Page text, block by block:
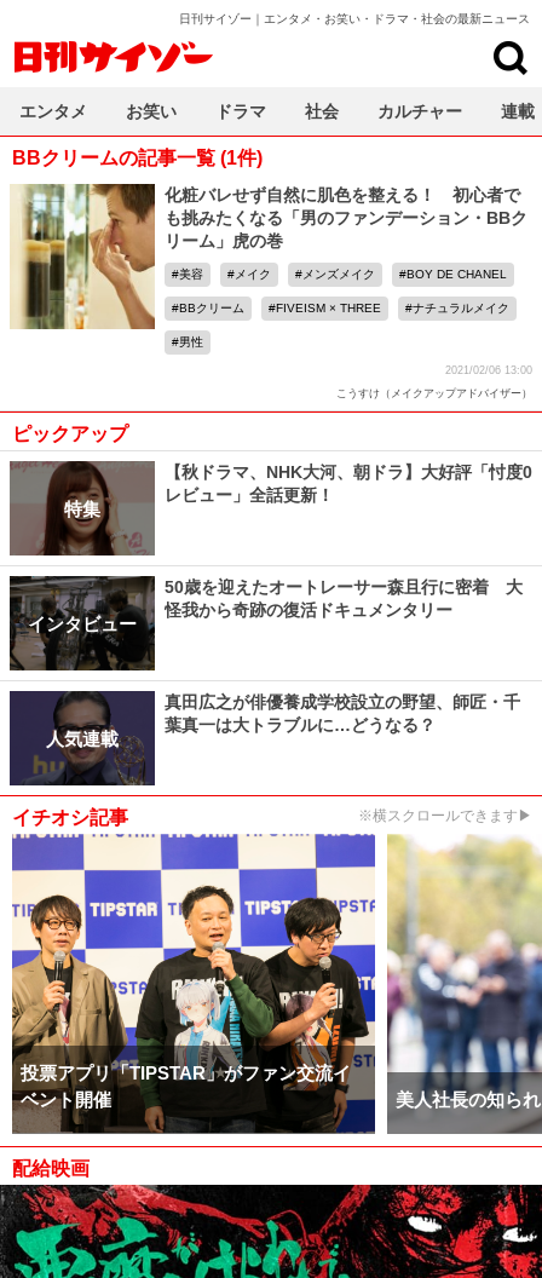
日刊サイゾー｜エンタメ・お笑い・ドラマ・社会の最新ニュース
BBクリームの記事一覧 (1件)
化粧バレせず自然に肌色を整える！ 初心者で
も挑みたくなる「男のファンデーション・BBク
リーム」虎の巻
美容 メイク メンズメイク BOY DE CHANEL
BBクリーム FIVEISM × THREE ナチュラルメイク
男性
2021/02/06 13:00
こうすけ（メイクアップアドバイザー）
ピックアップ
特集
【秋ドラマ、NHK大河、朝ドラ】大好評「忖度0
レビュー」全話更新！
インタビュー
50歳を迎えたオートレーサー森且行に密着 大
怪我から奇跡の復活ドキュメンタリー
人気連載
真田広之が俳優養成学校設立の野望、師匠・千
葉真一は大トラブルに…どうなる？
イチオシ記事 ※横スクロールできます▶
投票アプリ「TIPSTAR」がファン交流イ
ベント開催
美人社長の知ら
配給映画
エンタメ お笑い ドラマ 社会 カルチャー 連載